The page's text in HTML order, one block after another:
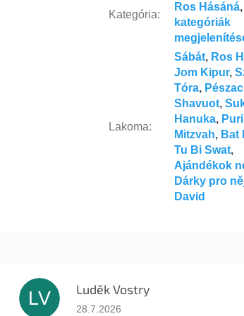
Kategória:
Ros Hásáná
kategóriák
Lakoma:
Sábát, Ros
Jom Kipur,
Tóra,
Shavuot,
Hanuka,
Mitzvah, Bat
Tu Bi Swat,
Ajándékok
Dárky pro
David
LV Luděk Vostry
Az áruház értékelése 5-ből 5 csillag.
28.7.2026